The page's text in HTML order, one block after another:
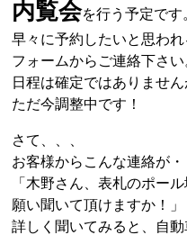
内覧会を行う予定です
早々に予約したいと思わ
フォームからご連絡下さい
日程は確定ではありませ
ただ今調整中です！
さて、、、
お客様からこんな連絡が・
「木野さん、表札のポー
願い聞いて頂けますか！」
詳しく聞いてみると、自